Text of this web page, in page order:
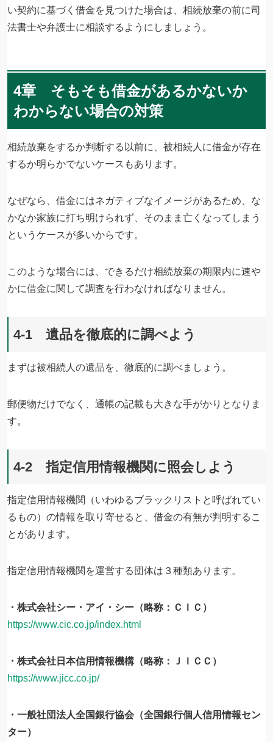
い契約に基づく借金を見つけた場合は、相続放棄の前に司
法書士や弁護士に相談するようにしましょう。
4章 そもそも借金があるかないか
わからない場合の対策
相続放棄をするか判断する以前に、被相続人に借金が存在
するか明らかでないケースもあります。
なぜなら、借金にはネガティブなイメージがあるため、な
かなか家族に打ち明けられず、そのまま亡くなってしまう
というケースが多いからです。
このような場合には、できるだけ相続放棄の期限内に速や
かに借金に関して調査を行わなければなりません。
4-1 遺品を徹底的に調べよう
まずは被相続人の遺品を、徹底的に調べましょう。
郵便物だけでなく、通帳の記載も大きな手がかりとなりま
す。
4-2 指定信用情報機関に照会しよう
指定信用情報機関（いわゆるブラックリストと呼ばれてい
るもの）の情報を取り寄せると、借金の有無が判明するこ
とがあります。
指定信用情報機関を運営する団体は３種類あります。
・株式会社シー・アイ・シー（略称：ＣＩＣ）
https://www.cic.co.jp/index.html
・株式会社日本信用情報機構（略称：ＪＩＣＣ）
https://www.jicc.co.jp/
・一般社団法人全国銀行協会（全国銀行個人信用情報セン
ター）